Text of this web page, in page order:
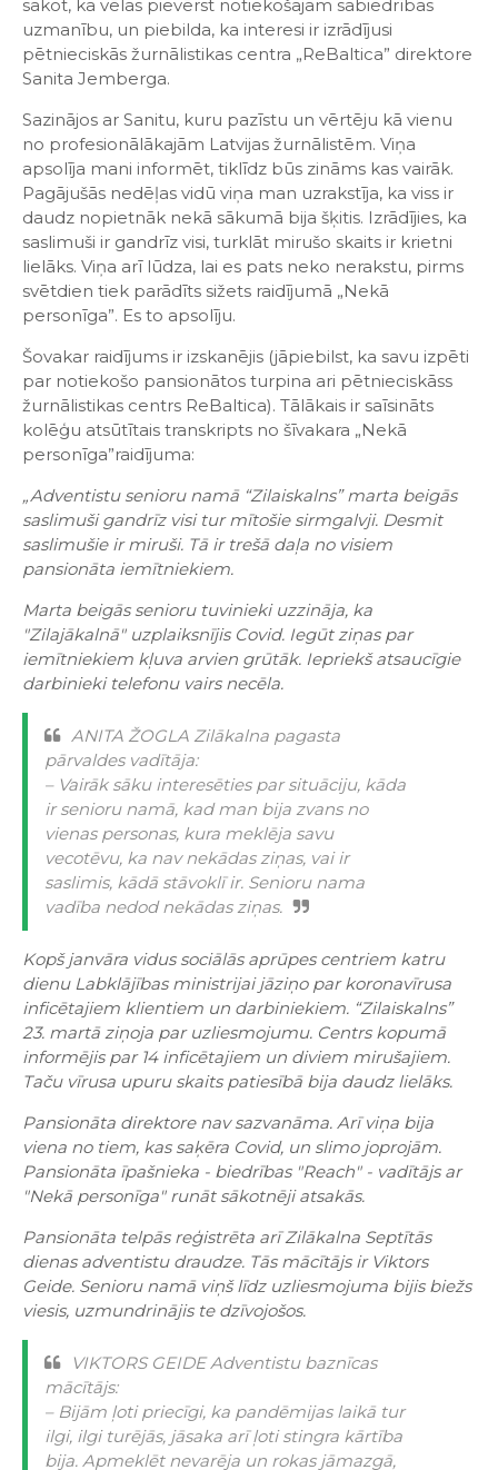
sakot, ka vēlas pievērst notiekošajam sabiedrības
uzmanību, un piebilda, ka interesi ir izrādījusi
pētnieciskās žurnālistikas centra „ReBaltica” direktore
Sanita Jemberga.
Sazinājos ar Sanitu, kuru pazīstu un vērtēju kā vienu
no profesionālākajām Latvijas žurnālistēm. Viņa
apsolīja mani informēt, tiklīdz būs zināms kas vairāk.
Pagājušās nedēļas vidū viņa man uzrakstīja, ka viss ir
daudz nopietnāk nekā sākumā bija šķitis. Izrādījies, ka
saslimuši ir gandrīz visi, turklāt mirušo skaits ir krietni
lielāks. Viņa arī lūdza, lai es pats neko nerakstu, pirms
svētdien tiek parādīts sižets raidījumā „Nekā
personīga”. Es to apsolīju.
Šovakar raidījums ir izskanējis (jāpiebilst, ka savu izpēti
par notiekošo pansionātos turpina ari pētnieciskāss
žurnālistikas centrs ReBaltica). Tālākais ir saīsināts
kolēģu atsūtītais transkripts no šīvakara „Nekā
personīga”raidījuma:
„Adventistu senioru namā “Zilaiskalns” marta beigās
saslimuši gandrīz visi tur mītošie sirmgalvji. Desmit
saslimušie ir miruši. Tā ir trešā daļa no visiem
pansionāta iemītniekiem.
Marta beigās senioru tuvinieki uzzināja, ka
"Zilajākalnā" uzplaiksnījis Covid. Iegūt ziņas par
iemītniekiem kļuva arvien grūtāk. Iepriekš atsaucīgie
darbinieki telefonu vairs necēla.
ANITA ŽOGLA Zilākalna pagasta
pārvaldes vadītāja:
– Vairāk sāku interesēties par situāciju, kāda
ir senioru namā, kad man bija zvans no
vienas personas, kura meklēja savu
vecotēvu, ka nav nekādas ziņas, vai ir
saslimis, kādā stāvoklī ir. Senioru nama
vadība nedod nekādas ziņas.
Kopš janvāra vidus sociālās aprūpes centriem katru
dienu Labklājības ministrijai jāziņo par koronavīrusa
inficētajiem klientiem un darbiniekiem. “Zilaiskalns”
23. martā ziņoja par uzliesmojumu. Centrs kopumā
informējis par 14 inficētajiem un diviem mirušajiem.
Taču vīrusa upuru skaits patiesībā bija daudz lielāks.
Pansionāta direktore nav sazvanāma. Arī viņa bija
viena no tiem, kas saķēra Covid, un slimo joprojām.
Pansionāta īpašnieka - biedrības "Reach" - vadītājs ar
"Nekā personīga" runāt sākotnēji atsakās.
Pansionāta telpās reģistrēta arī Zilākalna Septītās
dienas adventistu draudze. Tās mācītājs ir Viktors
Geide. Senioru namā viņš līdz uzliesmojuma bijis biežs
viesis, uzmundrinājis te dzīvojošos.
VIKTORS GEIDE Adventistu baznīcas
mācītājs:
– Bijām ļoti priecīgi, ka pandēmijas laikā tur
ilgi, ilgi turējās, jāsaka arī ļoti stingra kārtība
bija. Apmeklēt nevarēja un rokas jāmazgā,